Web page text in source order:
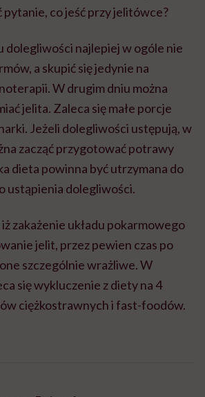
pytanie, co jeść przy jelitówce?
dolegliwości najlepiej w ogóle nie
a skupić się jedynie na
W drugim dniu można
jelita. Zaleca się małe porcje
Jeżeli dolegliwości ustępują, w
zacząć przygotować potrawy
dieta powinna być utrzymana do
ustąpienia dolegliwości.
zakażenie układu pokarmowego
jelit, przez pewien czas po
szczególnie wrażliwe. W
się wykluczenie z diety na 4
ciężkostrawnych i fast-foodów.